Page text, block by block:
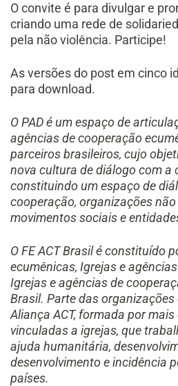
O convite é para divulgar e
criando uma rede de
pela não violência. Participe!
As versões do post em cinco
para download.
O PAD é um espaço de
agências de cooperação
parceiros brasileiros, cujo
nova cultura de diálogo com a
constituindo um espaço de
cooperação, organizações
movimentos sociais e
O FE ACT Brasil é constituído
ecumênicas, Igrejas e
Igrejas e agências de
Brasil. Parte das organizações
Aliança ACT, formada por
vinculadas a igrejas, que
ajuda humanitária,
desenvolvimento e incidência
países.